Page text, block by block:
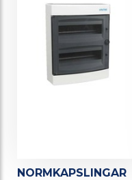
NORMKAPSLINGAR